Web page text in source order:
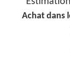
Achat dans